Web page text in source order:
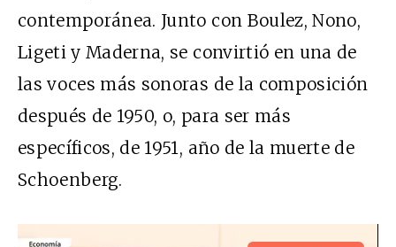
contemporánea. Junto con Boulez, Nono,
Ligeti y Maderna, se convirtió en una de
las voces más sonoras de la composición
después de 1950, o, para ser más
específicos, de 1951, año de la muerte de
Schoenberg.